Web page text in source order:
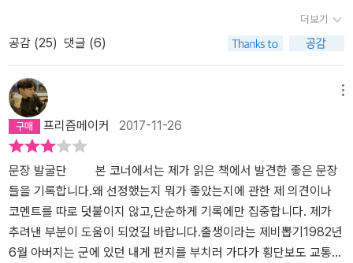
을 옳다고 생각하는 방식으로 살아갈 개인의 자유를 속박하고 탄압하
폴 포트가 이끈 크메르 루주와 종교개혁가 장 칼뱅의 전체주의 독재
민의 사상적 면모를 새삼 확인해 준다. 무시무시한 폭력을 동원해 공
포정치를 조직화한 지성적 금욕주의자 칼뱅의 동기는 고상했다. 그가
모든 ‘죄인’에 대해 냉혹했던 것은 악과 싸우기 위해서였다. ‘하나님의
명예’를 드높이기 위해서는 도덕적 품성을 길러야 하고, 그렇게 하려
면 계속되는 형벌이 필요하다고 생각했다. 공포정치를 밀고나가는 것
이 하나님이 자기에게 부여한 의무라고 믿었다. 그리고 자신이 가진
신학적 정치적 견해에는 오류가 없다고 확신했다. 장 칼뱅은 현란한
신학 이론으로 무장한 광신자였다. 타인의 고통에 감응하지 못했을
뿐만 아니라 아무 죄책감도 느끼지 않은 채 수많은 사람을 고문하고
실패하지 않았다고 서두부터 이야기하고 싶었다.2003년도 국회의
원이 당선이 되어 국회 첫 등원해서 의원 선서할 때, 그는 캐주얼 정장
에 백바지의 기억이 뚜렸하게 각인이 되었음을 기억한다. 국회 모독
이라며 동료 의원들이 소리 지를 때, 뉴스에서 비친 그의 모습은 의외
로 신선하게 다가왔다. '오. 웬걸! 저 사람 딱 내 스타일인데!!'라는 생
각이 먼저 스쳤을 만큼 강한 인상을 심어 주었다. '틀림이 아니라 다
름'에서 신선한 바람을 일으킬 것만 같았기 때문이다. 사실은 그러하
다. 국회를 모독했다는 듯이 볼썽사납다는 야유와 함께 딱딱한 정치
판에서 그의 의상에 대한 일탈(기존 정장에서의 일탈)이 내가 보기엔
즐거워 보였다. 사실 국회법 어디에서 국회 출입시에 정장만 입어야
출입이 가능하다는 조항이나 국회의원의 의관 정식 규정이라는 규칙
이라고 있다면 그곳에 국회의원은 반드시 정장을 입어야 한다는 조항
더보기
공감 (25) 댓글 (6)
프리즘메이커 2017-11-26
문장 발굴단 본 코너에서는 제가 읽은 책에서 발견한 좋은 문장
들을 기록합니다.왜 선정했는지 뭐가 좋았는지에 관한 제 의견이나
코멘트를 따로 덧붙이지 않고,단순하게 기록에만 집중합니다. 제가
추려낸 부분이 도움이 되었길 바랍니다.출생이라는 제비뽑기1982년
6월 아버지는 군에 있던 내게 편지를 부치러 가다가 횡단보도 교통사